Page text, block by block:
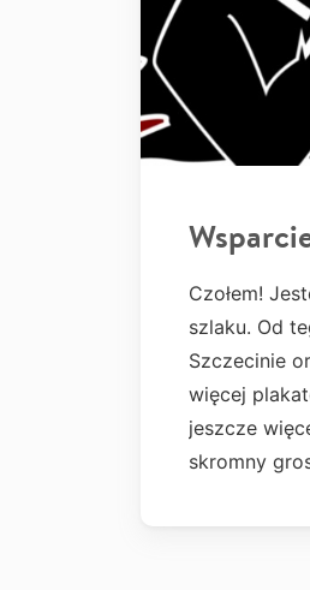
Czołem!
szlaku. Od
Szczecinie
więcej
jeszcze
skromny